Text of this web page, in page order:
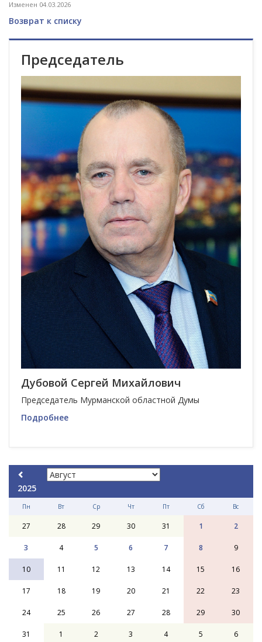
Изменен 04.03.2026
Возврат к списку
Председатель
Дубовой Сергей Михайлович
Председатель Мурманской областной Думы
Подробнее
2025
Пн Вт Ср Чт Пт Сб Вс
27 28 29 30 31 1 2
3 4 5 6 7 8 9
10 11 12 13 14 15 16
17 18 19 20 21 22 23
24 25 26 27 28 29 30
31 1 2 3 4 5 6